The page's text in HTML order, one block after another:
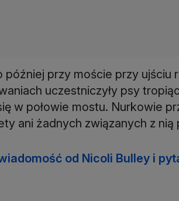
później przy moście przy ujściu
uczestniczyły psy
w połowie mostu. Nurkowie
ani żadnych związanych z
od Nicoli Bulley i